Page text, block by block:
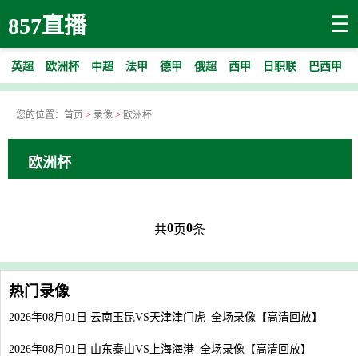
857直播 ☰
英超 欧洲杯 中超 法甲 德甲 俄超 西甲 日职联 巴西甲
您的位置： 首页 > 录像 > 欧洲杯
欧洲杯
共0页0条
热门录像
2026年08月01日 云南玉昆VS天津津门虎_全场录像【高清回放】
2026年08月01日 山东泰山VS上海海港_全场录像【高清回放】